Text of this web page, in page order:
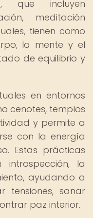
que incluyen
meditación
tienen como
la mente y el
de equilibrio y
en entornos
cenotes, templos
y permite a
con la energía
Estas prácticas
la
ayudando a
tensiones, sanar
paz interior.